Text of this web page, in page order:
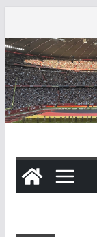
Inhalt
springen